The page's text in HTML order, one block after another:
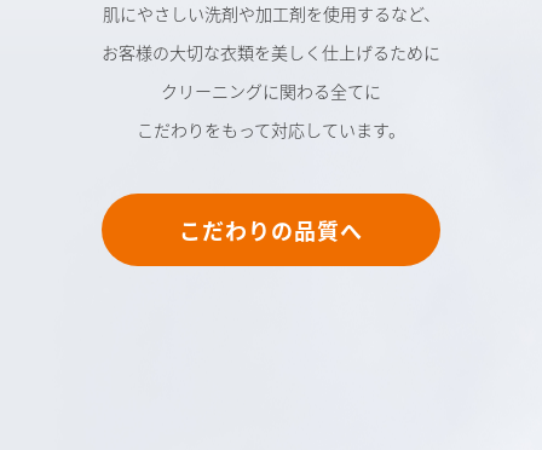
肌にやさしい洗剤や加工剤を使用するなど、
お客様の大切な衣類を美しく仕上げるために
クリーニングに関わる全てに
こだわりをもって対応しています。
こだわりの品質へ